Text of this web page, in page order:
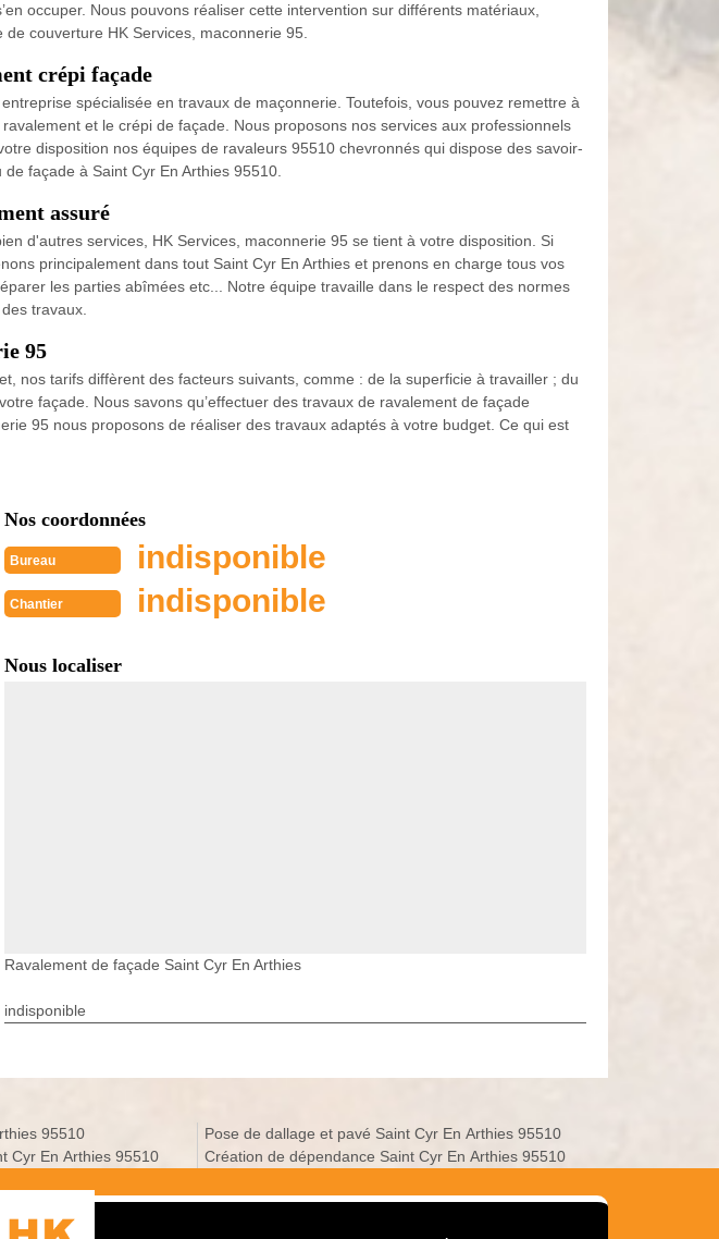
occuper. Nous pouvons réaliser cette intervention sur différents matériaux,
couverture HK Services, maconnerie 95.
crépi façade
spécialisée en travaux de maçonnerie. Toutefois, vous pouvez remettre à
et le crépi de façade. Nous proposons nos services aux professionnels
disposition nos équipes de ravaleurs 95510 chevronnés qui dispose des savoir-
façade à Saint Cyr En Arthies 95510.
assuré
d'autres services, HK Services, maconnerie 95 se tient à votre disposition. Si
principalement dans tout Saint Cyr En Arthies et prenons en charge tous vos
les parties abîmées etc... Notre équipe travaille dans le respect des normes
travaux.
95
nos tarifs diffèrent des facteurs suivants, comme : de la superficie à travailler ; du
façade. Nous savons qu’effectuer des travaux de ravalement de façade
95 nous proposons de réaliser des travaux adaptés à votre budget. Ce qui est
Nos coordonnées
Bureau indisponible
Chantier indisponible
Nous localiser
Ravalement de façade Saint Cyr En Arthies
indisponible
95510
Cyr En Arthies 95510
Pose de dallage et pavé Saint Cyr En Arthies 95510
Création de dépendance Saint Cyr En Arthies 95510